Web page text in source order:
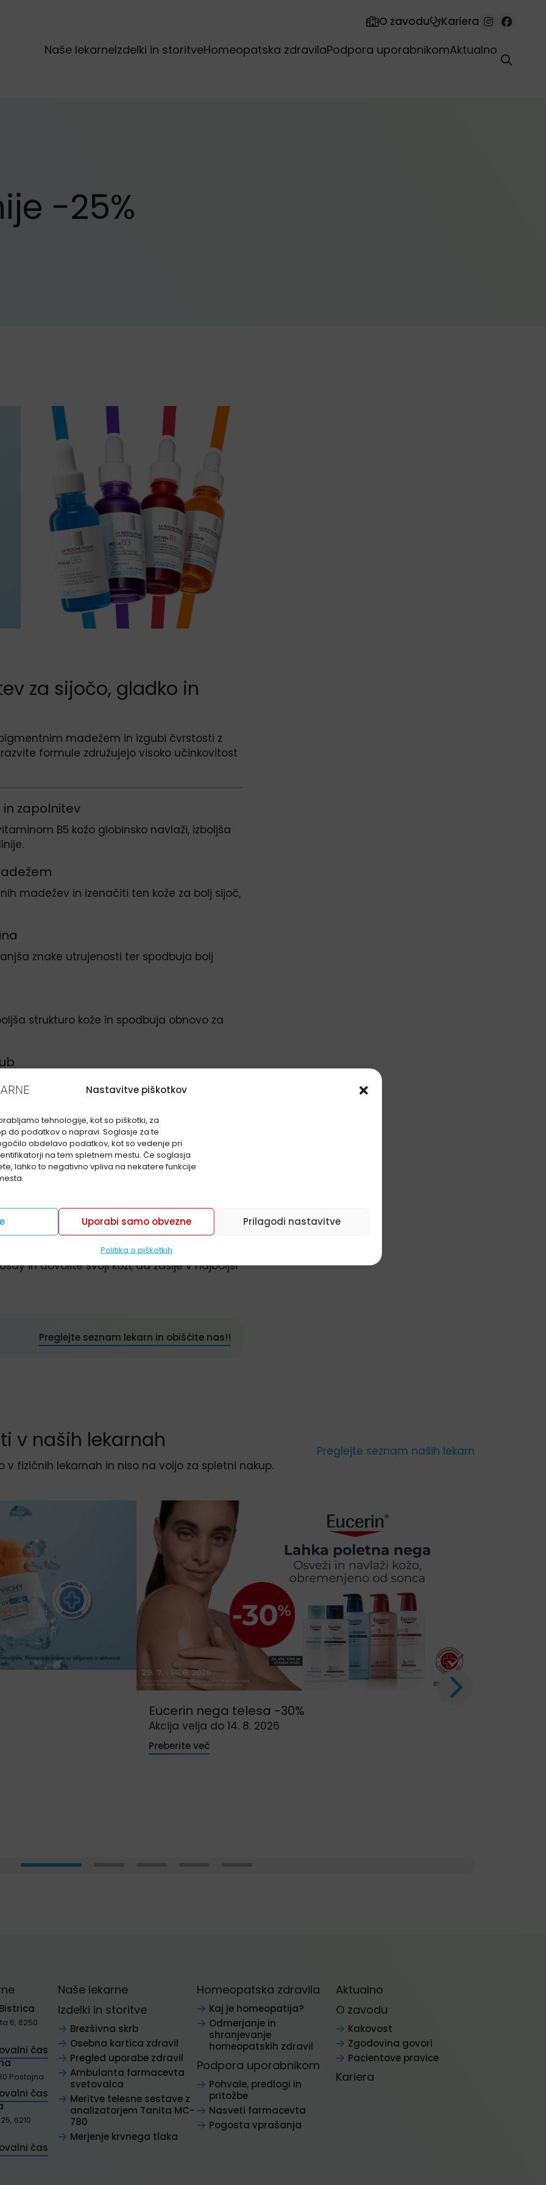
Nastavitve piškotkov
tehnologije, kot so piškotki, za
do podatkov o napravi. Soglasje za te
obdelavo podatkov, kot so vedenje pri
na tem spletnem mestu. Če soglasja
lahko to negativno vpliva na nekatere funkcije
Uporabi samo obvezne Prilagodi nastavitve
Politika o piškotkih
O zavodu Kariera
Naše lekarneIzdelki in storitveHomeopatska zdravilaPodpora uporabnikomAktualno
-25%
za sijočo, gladko in
madežem in izgubi čvrstosti z
formule združujejo visoko učinkovitost
in zapolnitev
B5 kožo globinsko navlaži, izboljša
madežev in izenačiti ten kože za bolj sijoč,
znake utrujenosti ter spodbuja bolj
strukturo kože in spodbuja obnovo za
izrazitih gub in izboljšanje čvrstosti kože.
madeži ali izguba sijaja – ustvarite
in dovolite svoji koži, da zasije v najboljši
Preglejte seznam lekarn in obiščite nas!!
v naših lekarnah
v fizičnih lekarnah in niso na voljo za spletni nakup.
Preglejte seznam naših lekarn
Eucerin nega telesa -30%
Akcija velja do 14. 8. 2026
Preberite več
6, 6250
čas
Postojna
čas
6210
čas
Naše lekarne
Izdelki in storitve
Brezšivna skrb
Osebna kartica zdravil
Pregled uporabe zdravil
Ambulanta farmacevta
svetovalca
Meritve telesne sestave z
analizatorjem Tanita MC-
780
Merjenje krvnega tlaka
Homeopatska zdravila
Kaj je homeopatija?
Odmerjanje in
shranjevanje
homeopatskih zdravil
Podpora uporabnikom
Pohvale, predlogi in
pritožbe
Nasveti farmacevta
Pogosta vprašanja
Aktualno
O zavodu
Kakovost
Zgodovina govori
Pacientove pravice
Kariera